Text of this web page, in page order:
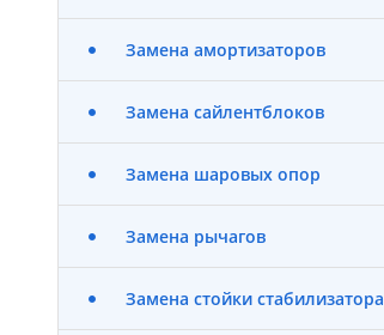
Замена амортизаторов
Замена сайлентблоков
Замена шаровых опор
Замена рычагов
Замена стойки стабилизатора